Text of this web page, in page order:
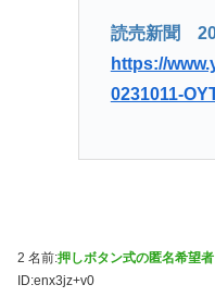
読売新聞
https://
0231011-
2 名前:押しボタン式の匿名希望者
ID:enx3jz+v0